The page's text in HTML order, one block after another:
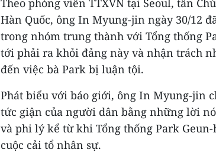
Theo phóng viên TTXVN tại Seoul, tân
Hàn Quốc, ông In Myung-jin​ ngày 30/12
trong nhóm trung thành với Tổng thống
tới phải ra khỏi đảng này và nhận trách
đến việc bà Park bị luận tội.
Phát biểu với báo giới, ông In Myung-jin
tức giận của người dân bằng những lời
và phi lý kể từ khi Tổng thống Park
cuộc cải tổ nhân sự.